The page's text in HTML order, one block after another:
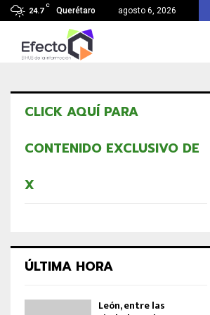
24.7
C
Querétaro agosto 6, 2026
Advierten alza en explotación infantil en el…
CLICK AQUÍ PARA
CONTENIDO EXCLUSIVO DE
X
ÚLTIMA HORA
León, entre las